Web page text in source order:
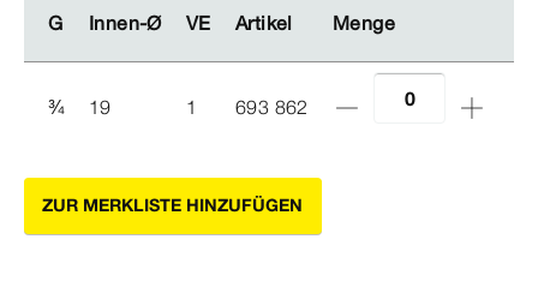
G Innen-Ø VE Artikel Menge
G Innen-Ø VE Artikel Menge
¾ 19 1 693 862
ZUR MERKLISTE HINZUFÜGEN